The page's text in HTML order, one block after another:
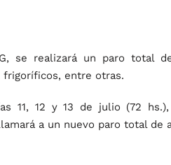
se realizará un paro total
entre otras.
11, 12 y 13 de julio (72
a un nuevo paro total de